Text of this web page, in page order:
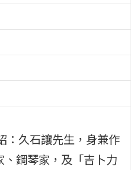
：久石讓先生，身兼作
、鋼琴家，及「吉卜力